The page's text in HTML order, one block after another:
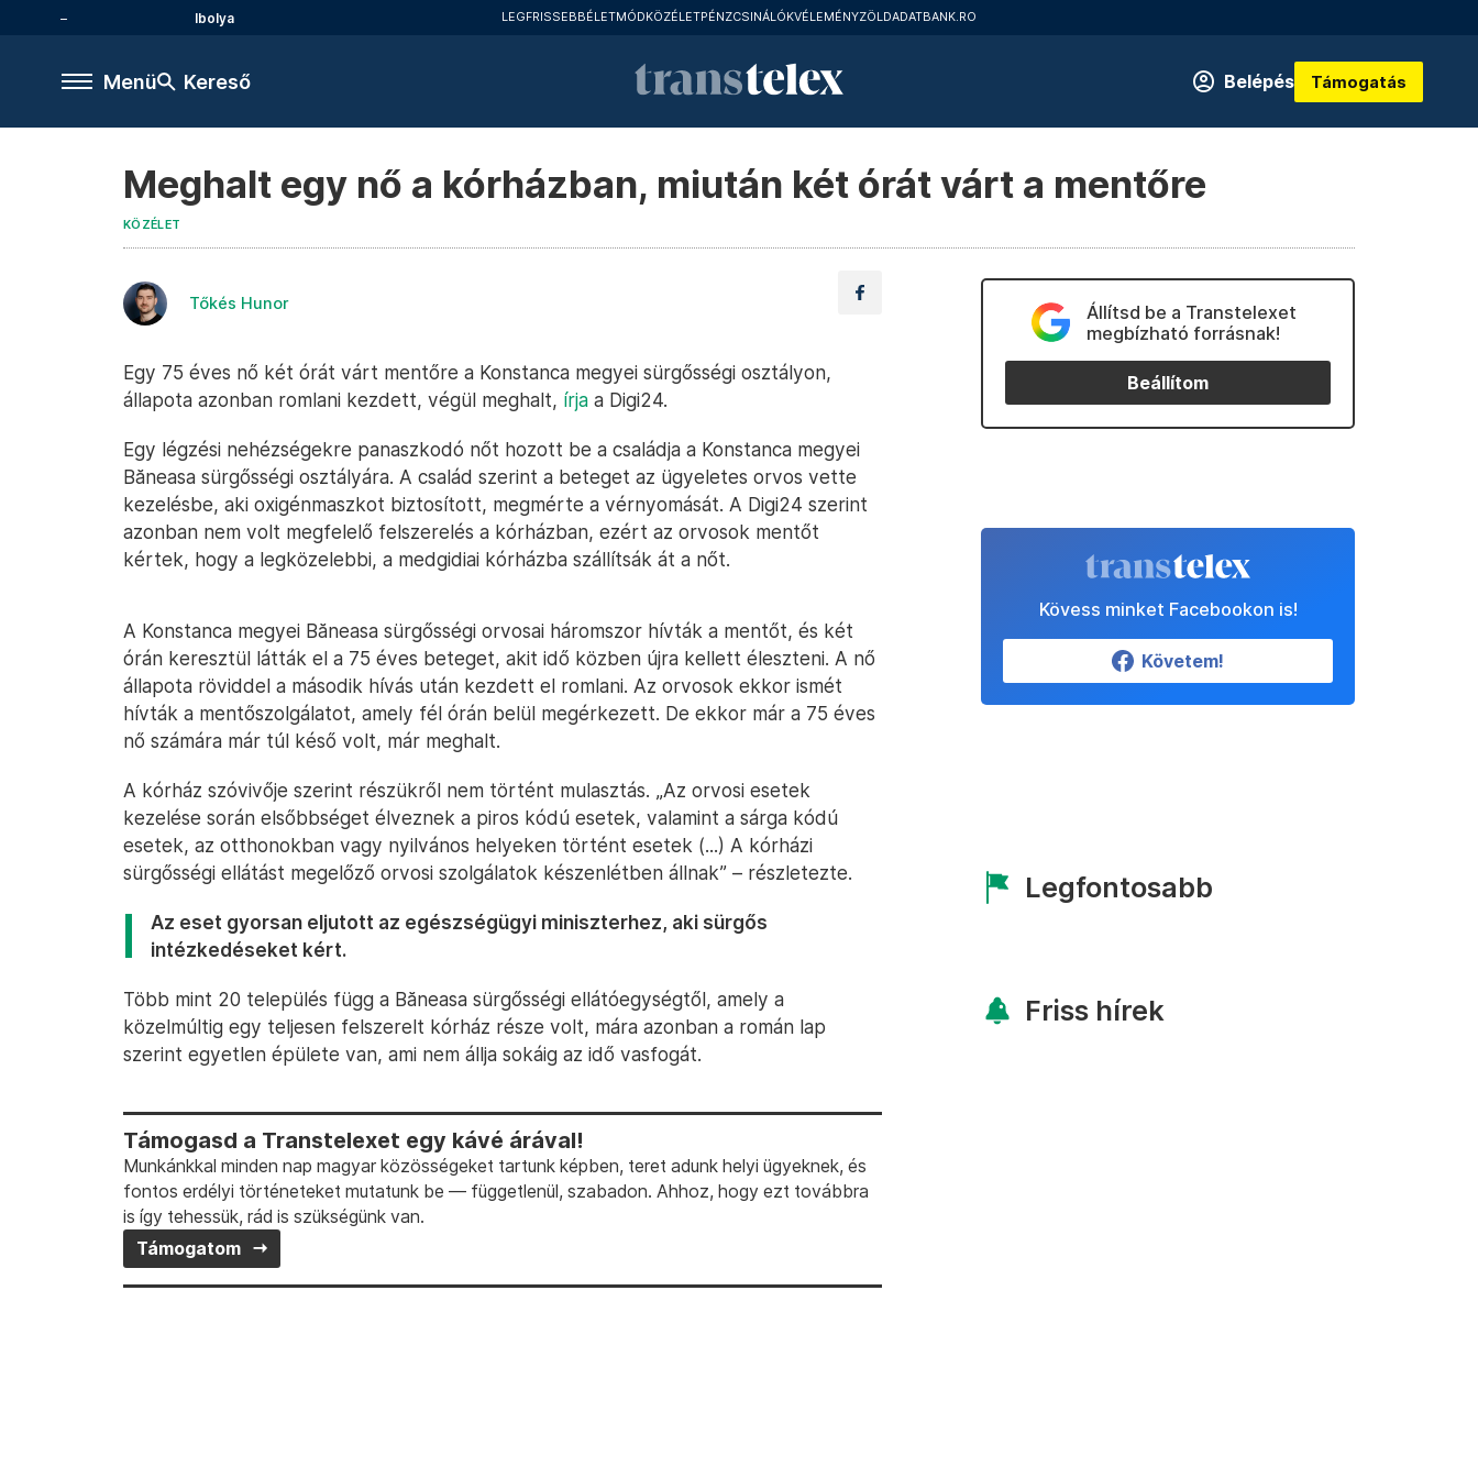
Ibolya LEGFRISSEBBÉLETMÓDKÖZÉLETPÉNZCSINÁLÓKVÉLEMÉNYZÖLDADATBANK.RO
Menü Kereső Belépés Támogatás
Meghalt egy nő a kórházban, miután két órát várt a mentőre
KÖZÉLET
Tőkés Hunor
Egy 75 éves nő két órát várt mentőre a Konstanca megyei sürgősségi osztályon,
állapota azonban romlani kezdett, végül meghalt, írja a Digi24.
Egy légzési nehézségekre panaszkodó nőt hozott be a családja a Konstanca megyei
Băneasa sürgősségi osztályára. A család szerint a beteget az ügyeletes orvos vette
kezelésbe, aki oxigénmaszkot biztosított, megmérte a vérnyomását. A Digi24 szerint
azonban nem volt megfelelő felszerelés a kórházban, ezért az orvosok mentőt
kértek, hogy a legközelebbi, a medgidiai kórházba szállítsák át a nőt.
A Konstanca megyei Băneasa sürgősségi orvosai háromszor hívták a mentőt, és két
órán keresztül látták el a 75 éves beteget, akit idő közben újra kellett éleszteni. A nő
állapota röviddel a második hívás után kezdett el romlani. Az orvosok ekkor ismét
hívták a mentőszolgálatot, amely fél órán belül megérkezett. De ekkor már a 75 éves
nő számára már túl késő volt, már meghalt.
A kórház szóvivője szerint részükről nem történt mulasztás. „Az orvosi esetek
kezelése során elsőbbséget élveznek a piros kódú esetek, valamint a sárga kódú
esetek, az otthonokban vagy nyilvános helyeken történt esetek (...) A kórházi
sürgősségi ellátást megelőző orvosi szolgálatok készenlétben állnak” – részletezte.
Az eset gyorsan eljutott az egészségügyi miniszterhez, aki sürgős
intézkedéseket kért.
Több mint 20 település függ a Băneasa sürgősségi ellátóegységtől, amely a
közelmúltig egy teljesen felszerelt kórház része volt, mára azonban a román lap
szerint egyetlen épülete van, ami nem állja sokáig az idő vasfogát.
Támogasd a Transtelexet egy kávé árával!
Munkánkkal minden nap magyar közösségeket tartunk képben, teret adunk helyi ügyeknek, és
fontos erdélyi történeteket mutatunk be — függetlenül, szabadon. Ahhoz, hogy ezt továbbra
is így tehessük, rád is szükségünk van.
Támogatom
Állítsd be a Transtelexet
megbízható forrásnak!
Beállítom
Kövess minket Facebookon is!
Követem!
Legfontosabb
Friss hírek